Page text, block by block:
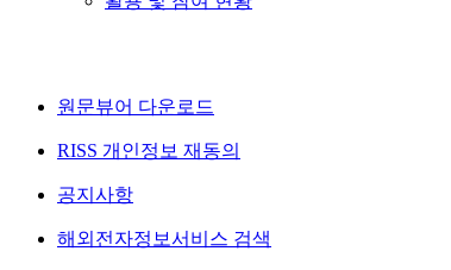
원문뷰어 다운로드
RISS 개인정보 재동의
공지사항
해외전자정보서비스 검색